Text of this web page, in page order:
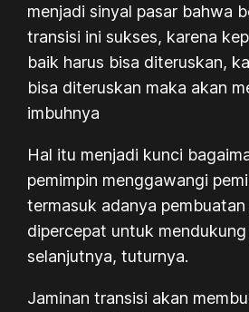
menjadi sinyal pasar bahwa
transisi ini sukses, karena
baik harus bisa diteruskan,
bisa diteruskan maka akan
imbuhnya
Hal itu menjadi kunci
pemimpin menggawangi
termasuk adanya
dipercepat untuk
selanjutnya, tuturnya.
Jaminan transisi akan